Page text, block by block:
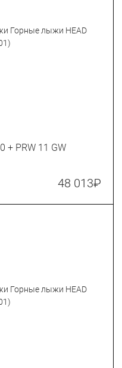
+ PRW 11 GW
48 013₽